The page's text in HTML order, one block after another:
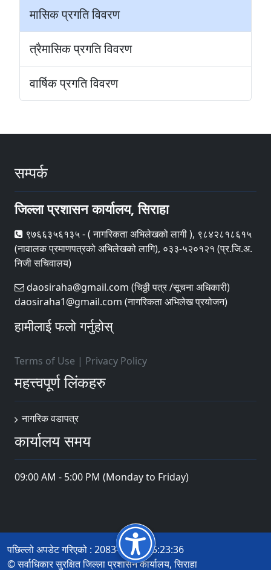
मासिक प्रगति विवरण
त्रैमासिक प्रगति विवरण
वार्षिक प्रगति विवरण
सम्पर्क
जिल्ला प्रशासन कार्यालय, सिराहा
९७६६३५६१३५ - ( नागरिकता अभिलेखको लागी ), ९८४२८१८६१५
(नावालक प्रमाणपत्रको अभिलेखको लागि), ०३३-५२०१२१ (प्र.जि.अ.
निजी सचिवालय)
daosiraha@gmail.com (चिठ्ठी पत्र /सूचना अधिकारी)
daosiraha1@gmail.com (नागरिकता अभिलेख प्रयोजन)
हामीलाई फलो गर्नुहोस्
Terms of Use | Privacy Policy
महत्त्वपूर्ण लिंकहरु
नागरिक वडापत्र
कार्यालय समय
09:00 AM - 5:00 PM (Monday to Friday)
पछिल्लो अपडेट गरिएको : 2083-04-21 15:23:36
© सर्वाधिकार सुरक्षित जिल्ला प्रशासन कार्यालय, सिराहा